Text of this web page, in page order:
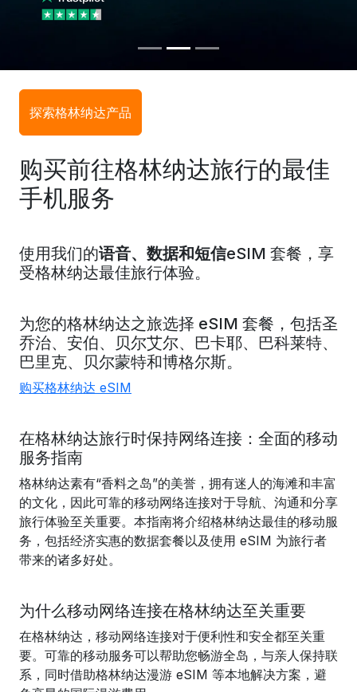
探索格林纳达产品
购买前往格林纳达旅行的最佳
手机服务
使用我们的语音、数据和短信eSIM 套餐，享
受格林纳达最佳旅行体验。
为您的格林纳达之旅选择 eSIM 套餐，包括圣
乔治、 安伯、贝尔艾尔、巴卡耶、巴科莱特、
巴里克、
贝尔蒙特和博格尔斯。
购买格林纳达 eSIM
在格林纳达旅行时保持网络连接：全面的移动
服务指南
格林纳达素有“香料之岛”的美誉，拥有迷人的海滩和丰富
的文化，因此可靠的移动网络连接对于导航、沟通和分享
旅行体验至关重要。本指南将介绍格林纳达最佳的移动服
务，包括经济实惠的数据套餐以及使用 eSIM 为旅行者
带来的诸多好处。
为什么移动网络连接在格林纳达至关重要
在格林纳达，移动网络连接对于便利性和安全都至关重
要。可靠的移动服务可以帮助您畅游全岛，与亲人保持联
系，同时借助格林纳达漫游 eSIM 等本地解决方案，避